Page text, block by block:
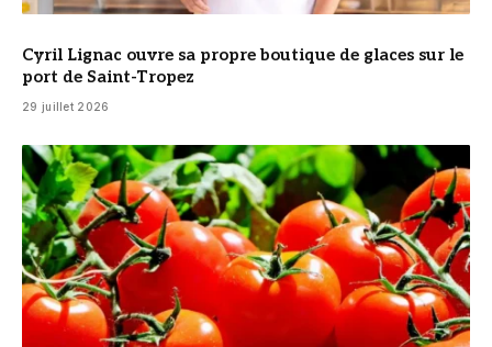
Cyril Lignac ouvre sa propre boutique de glaces sur le
port de Saint-Tropez
29 juillet 2026
© DR